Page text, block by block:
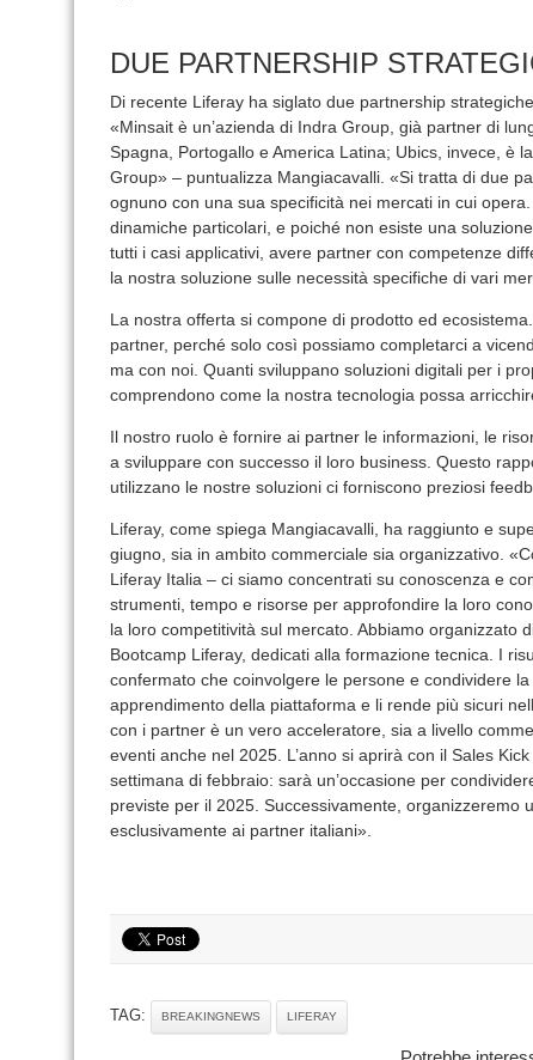
DUE PARTNERSHIP
Di recente Liferay ha siglato due partnership
«Minsait è un’azienda di Indra Group, già partner di
Spagna, Portogallo e America Latina; Ubics, invece, è
Group» – puntualizza Mangiacavalli. «Si tratta di due
ognuno con una sua specificità nei mercati in cui
dinamiche particolari, e poiché non esiste una
tutti i casi applicativi, avere partner con competenze
la nostra soluzione sulle necessità specifiche di vari
La nostra offerta si compone di prodotto ed
partner, perché solo così possiamo completarci a
ma con noi. Quanti sviluppano soluzioni digitali per i
comprendono come la nostra tecnologia possa
Il nostro ruolo è fornire ai partner le informazioni, le
a sviluppare con successo il loro business. Questo
utilizzano le nostre soluzioni ci forniscono preziosi
Liferay, come spiega Mangiacavalli, ha raggiunto e
giugno, sia in ambito commerciale sia organizzativo.
Liferay Italia – ci siamo concentrati su conoscenza e
strumenti, tempo e risorse per approfondire la loro
la loro competitività sul mercato. Abbiamo organizzato
Bootcamp Liferay, dedicati alla formazione tecnica. I
confermato che coinvolgere le persone e condividere
apprendimento della piattaforma e li rende più sicuri
con i partner è un vero acceleratore, sia a livello
eventi anche nel 2025. L’anno si aprirà con il Sales
settimana di febbraio: sarà un’occasione per
previste per il 2025. Successivamente, organizzeremo
esclusivamente ai partner italiani».
TAG: BREAKINGNEWS LIFERAY